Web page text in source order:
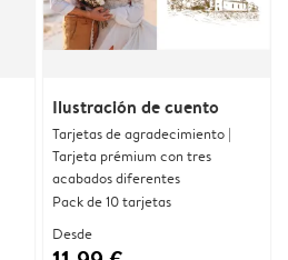
Ilustración de cuento
Tarjetas de agradecimiento |
Tarjeta prémium con tres
acabados diferentes
Pack de 10 tarjetas
Desde